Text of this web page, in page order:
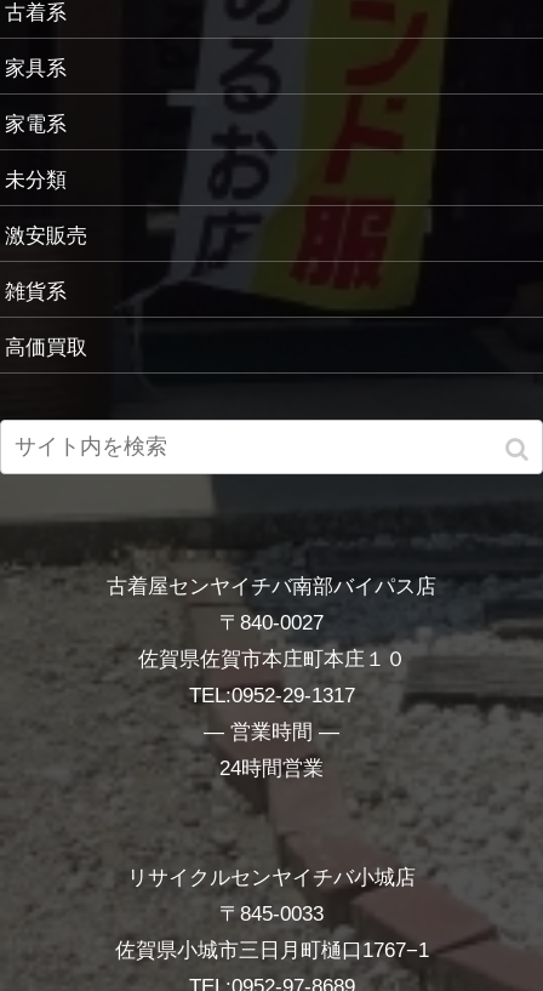
古着系
家具系
家電系
未分類
激安販売
雑貨系
高価買取
古着屋センヤイチバ南部バイパス店
〒840-0027
佐賀県佐賀市本庄町本庄１０
TEL:0952-29-1317
― 営業時間 ―
24時間営業
リサイクルセンヤイチバ小城店
〒845-0033
佐賀県小城市三日月町樋口1767−1